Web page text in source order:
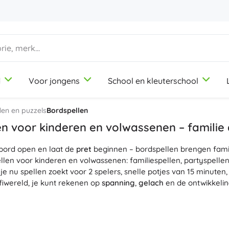
1-3 jaar
9-12 jaar
1-3 jaar
9-12 jaar
Voor jongens
1-3 jaar
9-12 jaar
School en kleuterschool
Knutsel- en tekenspullen
Klei
Stiften
Stempels
Schorten en tafelkleden
+ Meer tonen
Duplo
Icons
Beroepsrollenspellen
Schoonheidssalon
Winkeltje spelen
Werkplaats
Huishouden
+ Meer tonen
en puzzelsBordspellen
voor kinderen en volwassenen – familie
open en laat de pret beginnen – bordspellen brengen
voor kinderen en volwassenen: familiespellen,
nu spellen zoekt voor 2 spelers, snelle potjes van 15
je kunt rekenen op spanning, gelach en de
bordspellen blinken uit door
overzichtelijke speelborden. Dankzij de